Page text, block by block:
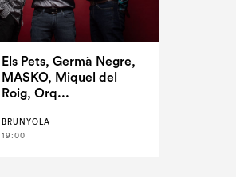
Els Pets, Germà Negre,
MASKO, Miquel del
Roig, Orq...
BRUNYOLA
19:00